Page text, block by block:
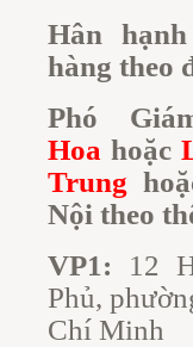
Hân
hàng theo
Phó
Hoa hoặc
Trung
Nội theo
VP1: 12
Phủ,
Chí Minh